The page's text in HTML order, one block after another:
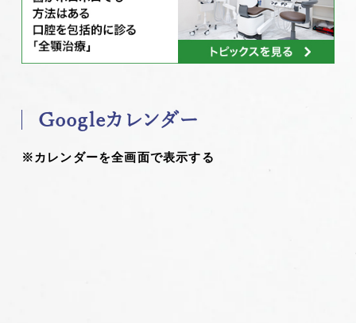
Googleカレンダー
※カレンダーを全画面で表示する